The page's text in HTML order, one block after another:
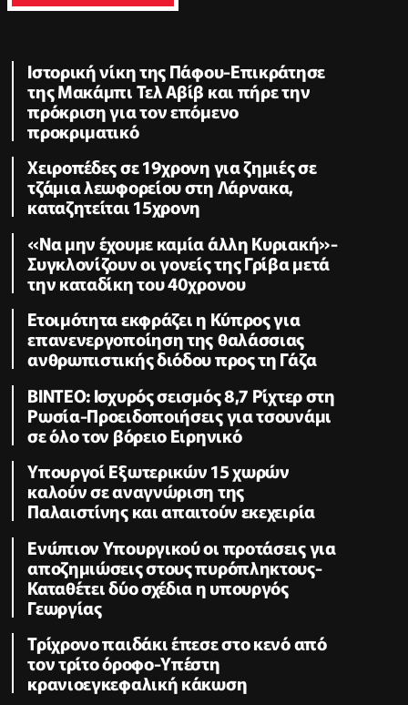
Ιστορική νίκη της Πάφου-Επικράτησε
της Μακάμπι Τελ Αβίβ και πήρε την
πρόκριση για τον επόμενο
προκριματικό
Χειροπέδες σε 19χρονη για ζημιές σε
τζάμια λεωφορείου στη Λάρνακα,
καταζητείται 15χρονη
«Να μην έχουμε καμία άλλη Κυριακή»-
Συγκλονίζουν οι γονείς της Γρίβα μετά
την καταδίκη του 40χρονου
Ετοιμότητα εκφράζει η Κύπρος για
επανενεργοποίηση της θαλάσσιας
ανθρωπιστικής διόδου προς τη Γάζα
ΒΙΝΤΕΟ: Ισχυρός σεισμός 8,7 Ρίχτερ στη
Ρωσία-Προειδοποιήσεις για τσουνάμι
σε όλο τον βόρειο Ειρηνικό
Υπουργοί Εξωτερικών 15 χωρών
καλούν σε αναγνώριση της
Παλαιστίνης και απαιτούν εκεχειρία
Ενώπιον Υπουργικού οι προτάσεις για
αποζημιώσεις στους πυρόπληκτους-
Καταθέτει δύο σχέδια η υπουργός
Γεωργίας
Τρίχρονο παιδάκι έπεσε στο κενό από
τον τρίτο όροφο-Υπέστη
κρανιοεγκεφαλική κάκωση